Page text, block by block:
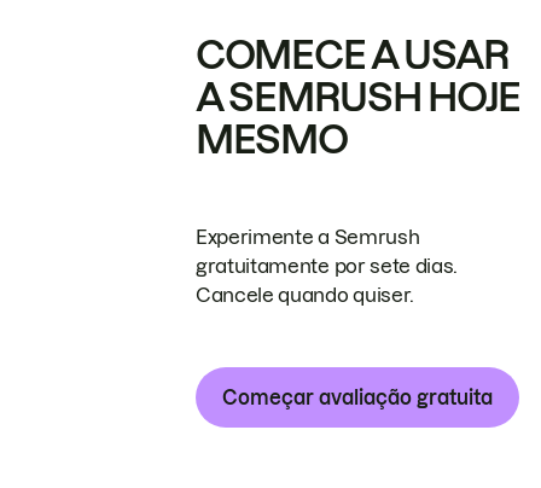
COMECE A USAR
A SEMRUSH HOJE
MESMO
Experimente a Semrush
gratuitamente por sete dias.
Cancele quando quiser.
Começar avaliação gratuita